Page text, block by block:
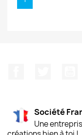
Société
Une